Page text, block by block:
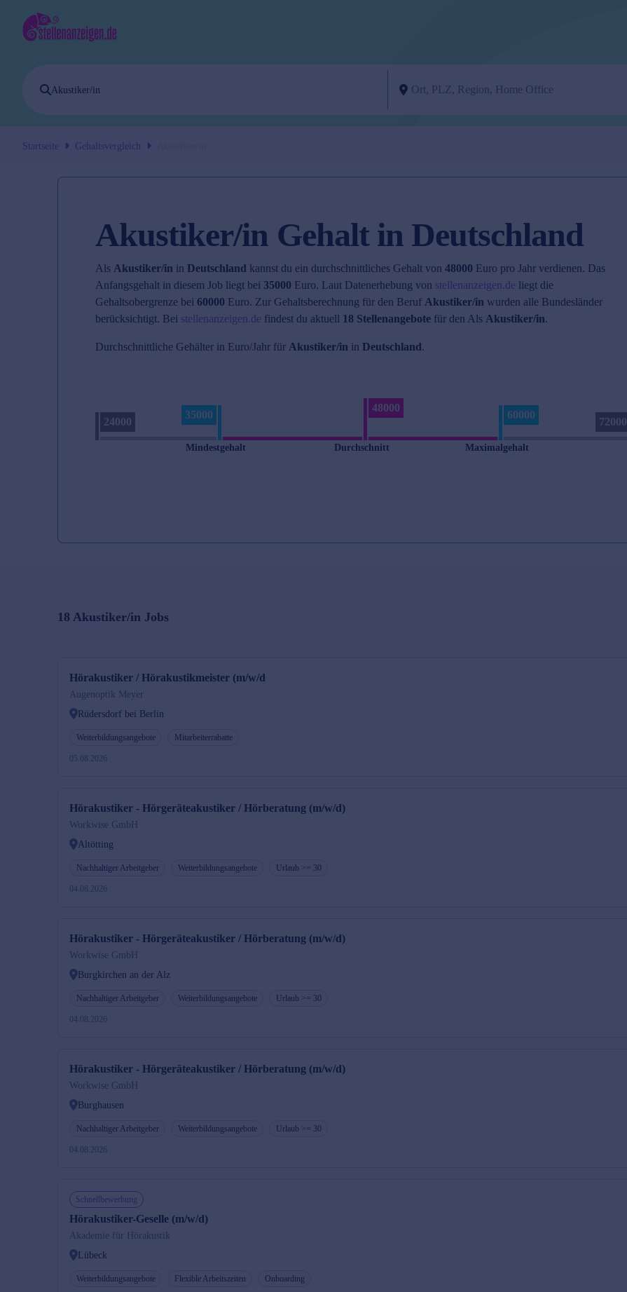
Startseite Gehaltsvergleich
Akustiker/in Gehalt in Deutschland
Als Akustiker/in in Deutschland kannst du ein durchschnittliches Gehalt von 48000 Euro pro Jahr verdienen. Das
Anfangsgehalt in diesem Job liegt bei 35000 Euro. Laut Datenerhebung von stellenanzeigen.de liegt die
Gehaltsobergrenze bei 60000 Euro. Zur Gehaltsberechnung für den Beruf Akustiker/in wurden alle Bundesländer
berücksichtigt. Bei stellenanzeigen.de findest du aktuell 18 Stellenangebote für den Als Akustiker/in.
Durchschnittliche Gehälter in Euro/Jahr für Akustiker/in in Deutschland.
24000
35000
Mindestgehalt
48000
Durchschnitt
60000
Maximalgehalt
72000
18 Akustiker/in Jobs
Hörakustiker / Hörakustikmeister (m/w/d
Augenoptik Meyer
Rüdersdorf bei Berlin
Weiterbildungsangebote Mitarbeiterrabatte
05.08.2026
Hörakustiker - Hörgeräteakustiker / Hörberatung (m/w/d)
Workwise GmbH
Altötting
Nachhaltiger Arbeitgeber Weiterbildungsangebote Urlaub >= 30
04.08.2026
Hörakustiker - Hörgeräteakustiker / Hörberatung (m/w/d)
Workwise GmbH
Burgkirchen an der Alz
Nachhaltiger Arbeitgeber Weiterbildungsangebote Urlaub >= 30
04.08.2026
Hörakustiker - Hörgeräteakustiker / Hörberatung (m/w/d)
Workwise GmbH
Burghausen
Nachhaltiger Arbeitgeber Weiterbildungsangebote Urlaub >= 30
04.08.2026
Schnellbewerbung
Hörakustiker-Geselle (m/w/d)
Akademie für Hörakustik
Lübeck
Weiterbildungsangebote Flexible Arbeitszeiten Onboarding